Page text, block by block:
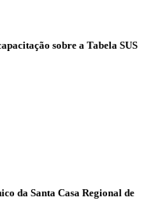
sobre a Tabela SUS
da Santa Casa Regional de